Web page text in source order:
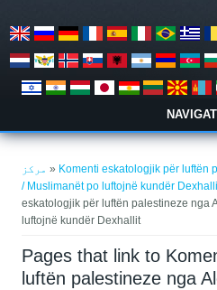
مرکز » Komenti eskatologjik për luftën
/ Muslimanët po luftojnë kundër
eskatologjik për luftën palestineze nga
luftojnë kundër Dexhallit
Pages that link to
luftën palestineze nga